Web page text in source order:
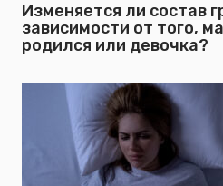
Изменяется ли состав
зависимости от того,
родился или девочка?